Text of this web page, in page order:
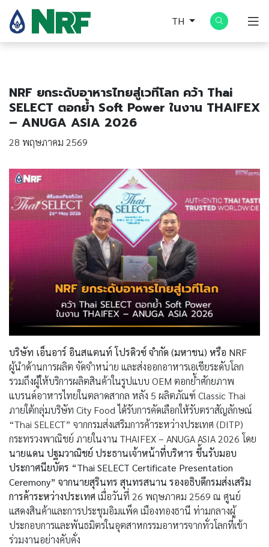
TH
NRF ยกระดับอาหารไทยสู่เวทีโลก คว้า Thai
SELECT ตอกย้ำ Soft Power ในงาน THAIFEX
– ANUGA ASIA 2026
28 พฤษภาคม 2569
บริษัท เอ็นอาร์ อินสแตนท์ โปรดิวซ์ จำกัด (มหาชน) หรือ NRF
ผู้นำด้านการผลิต จัดจำหน่าย และส่งออกอาหารเอเชียระดับโลก
รวมถึงผู้ให้บริการผลิตสินค้าในรูปแบบ OEM ตอกย้ำศักยภาพ
แบรนด์อาหารไทยในตลาดสากล หลัง 5 ผลิตภัณฑ์ Classic Thai
ภายใต้กลุ่มบริษัท City Food ได้รับการคัดเลือกให้รับตราสัญลักษณ์
“Thai SELECT” จากกรมส่งเสริมการค้าระหว่างประเทศ (DITP)
กระทรวงพาณิชย์ ภายในงาน THAIFEX – ANUGA ASIA 2026 โดย
นายแดน ปฐมวาณิชย์ ประธานเจ้าหน้าที่บริหาร ขึ้นรับมอบ
ประกาศนียบัตร “Thai SELECT Certificate Presentation
Ceremony” จากนายสุรินทร สุนทรสนาน รองอธิบดีกรมส่งเสริม
การค้าระหว่างประเทศเมื่อวันที่ 26 พฤษภาคม 2569 ณ ศูนย์
แสดงสินค้าและการประชุมอิมแพ็ค เมืองทองธานี ท่ามกลางผู้
ประกอบการและพันธมิตรในอุตสาหกรรมอาหารจากทั่วโลกที่เข้า
ร่วมงานอย่างคับคั่ง